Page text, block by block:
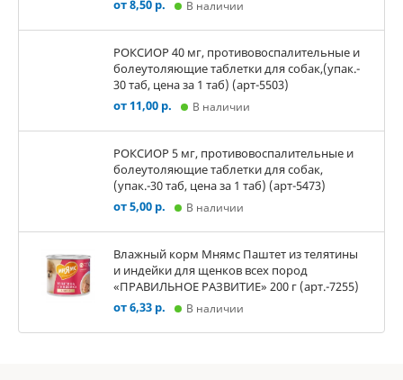
от 8,50 р.
В наличии
РОКСИОР 40 мг, противовоспалительные и
болеутоляющие таблетки для собак,(упак.-
30 таб, цена за 1 таб) (арт-5503)
от 11,00 р.
В наличии
РОКСИОР 5 мг, противовоспалительные и
болеутоляющие таблетки для собак,
(упак.-30 таб, цена за 1 таб) (арт-5473)
от 5,00 р.
В наличии
Влажный корм Мнямс Паштет из телятины
и индейки для щенков всех пород
«ПРАВИЛЬНОЕ РАЗВИТИЕ» 200 г (арт.-7255)
от 6,33 р.
В наличии